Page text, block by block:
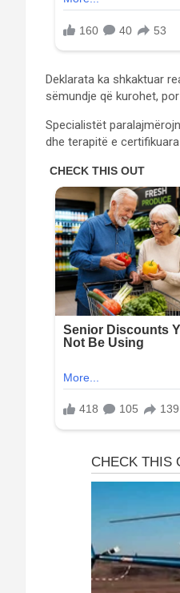
Deklarata ka shkaktuar
sëmundje që kurohet,
Specialistët
dhe terapitë e certifikuara